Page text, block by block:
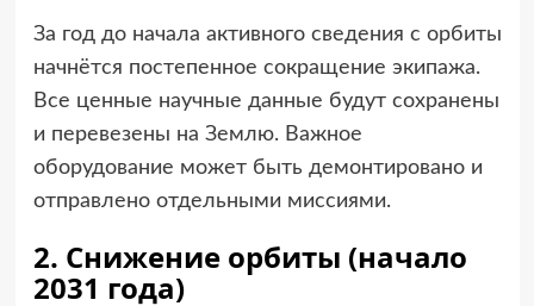
За год до начала активного сведения с орбиты
начнётся постепенное сокращение экипажа.
Все ценные научные данные будут сохранены
и перевезены на Землю. Важное
оборудование может быть демонтировано и
отправлено отдельными миссиями.
2. Снижение орбиты (начало
2031 года)